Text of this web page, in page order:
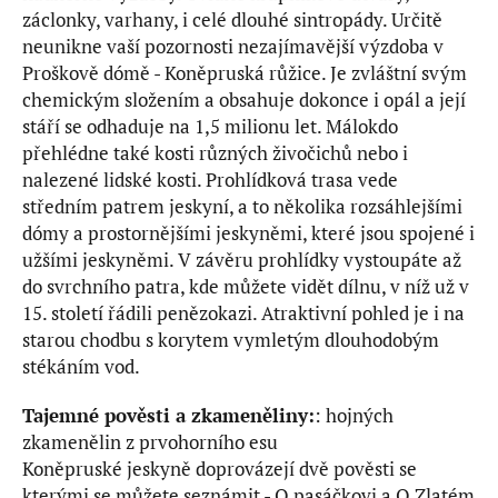
záclonky, varhany, i celé dlouhé sintropády. Určitě
neunikne vaší pozornosti nezajímavější výzdoba v
Proškově dómě - Koněpruská růžice. Je zvláštní svým
chemickým složením a obsahuje dokonce i opál a její
stáří se odhaduje na 1,5 milionu let. Málokdo
přehlédne také kosti různých živočichů nebo i
nalezené lidské kosti. Prohlídková trasa vede
středním patrem jeskyní, a to několika rozsáhlejšími
dómy a prostornějšími jeskyněmi, které jsou spojené i
užšími jeskyněmi. V závěru prohlídky vystoupáte až
do svrchního patra, kde můžete vidět dílnu, v níž už v
15. století řádili penězokazi. Atraktivní pohled je i na
starou chodbu s korytem vymletým dlouhodobým
stékáním vod.
Tajemné pověsti a zkameněliny:: hojných
zkamenělin z prvohorního esu
Koněpruské jeskyně doprovázejí dvě pověsti se